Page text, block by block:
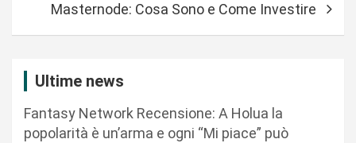
Masternode: Cosa Sono e Come Investire
Ultime news
Fantasy Network Recensione: A Holua la
popolarità è un’arma e ogni “Mi piace” può